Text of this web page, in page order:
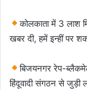
कोलकाता में 3 लाश
खबर दी, हमें इन्हीं पर
बिजयनगर रेप-
हिंदूवादी संगठन से जुड़ी